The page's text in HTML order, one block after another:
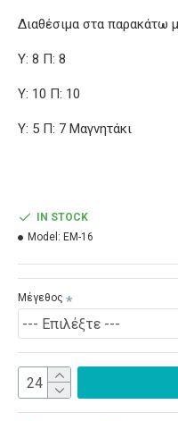
Διαθέσιμα στα παρακάτω
Υ: 8 Π: 8
Υ: 10 Π: 10
Υ: 5 Π: 7 Μαγνητάκι
IN STOCK
Model: ΕΜ-16
Μέγεθος